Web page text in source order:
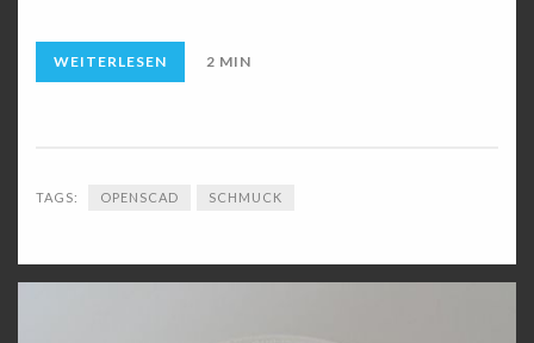
WEITERLESEN 2 MIN
TAGS: OPENSCAD SCHMUCK